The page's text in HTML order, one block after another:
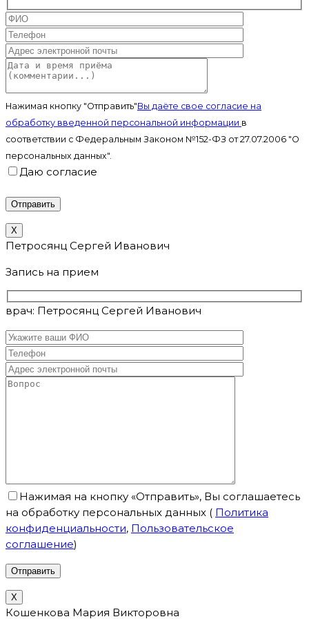
Нажимая кнопку "Отправить"Вы даёте свое согласие на
обработку введенной персональной информации в
соответствии с Федеральным Законом №152-ФЗ от 27.07.2006 "О
персональных данных".
Даю согласие
X
Петросянц Сергей Иванович
Запись на прием
врач: Петросянц Сергей Иванович
Нажимая на кнопку «Отправить», Вы соглашаетесь
на обработку персональных данных ( Политика
конфиденциальности, Пользовательское
соглашение)
X
Кошенкова Мария Викторовна